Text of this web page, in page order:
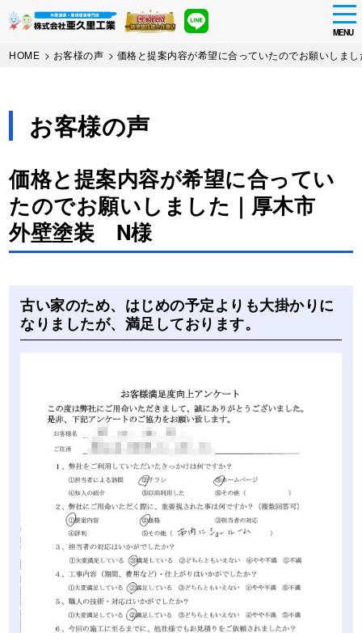
Skip
MENU
HOME > お客様の声 > 価格と提案内容が希望に合っていたのでお願いし
お客様の声
価格と提案内容が希望に合ってい
たのでお願いしました｜厚木市
外壁塗装 N様
Before
古い家のため、はじめの予定よりも大掛かりに
なりましたが、満足しております。